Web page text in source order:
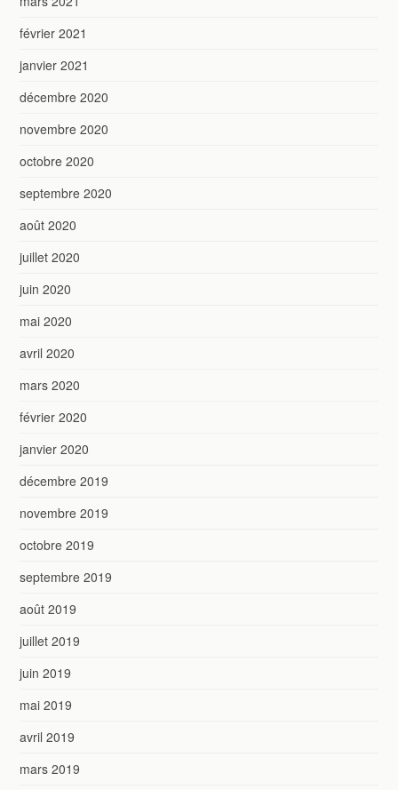
février 2021
janvier 2021
décembre 2020
novembre 2020
octobre 2020
septembre 2020
août 2020
juillet 2020
juin 2020
mai 2020
avril 2020
mars 2020
février 2020
janvier 2020
décembre 2019
novembre 2019
octobre 2019
septembre 2019
août 2019
juillet 2019
juin 2019
mai 2019
avril 2019
mars 2019